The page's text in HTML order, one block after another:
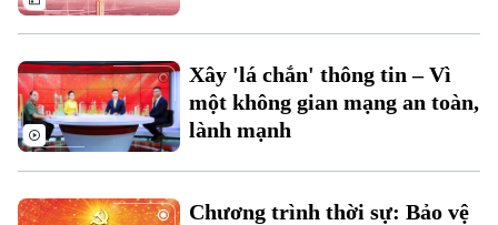
Xây 'lá chắn' thông tin – Vì
một không gian mạng an toàn,
lành mạnh
Chương trình thời sự: Bảo vệ